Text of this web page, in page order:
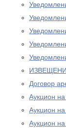
ИЗВЕЩЕНИЕ
Договор
Аукцион
Аукцион
Аукцион